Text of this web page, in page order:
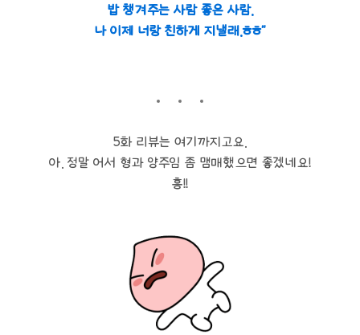
밥 챙겨주는 사람 좋은 사람.
나 이제 너랑 친하게 지낼래.ㅎㅎ“
5화 리뷰는 여기까지고요.
아. 정말 어서 형과 양주임 좀 맴매했으면 좋겠네요!
흥!!